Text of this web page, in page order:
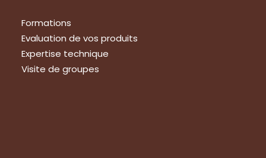
Formations
Evaluation de vos produits
Expertise technique
Visite de groupes